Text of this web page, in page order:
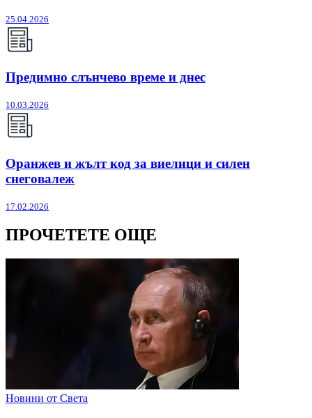
25.04.2026
Предимно слънчево време и днес
10.03.2026
Оранжев и жълт код за виелици и силен
снеговалеж
17.02.2026
ПРОЧЕТЕТЕ ОЩЕ
Новини от Света